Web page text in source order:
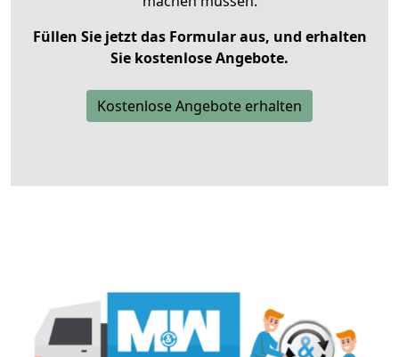
Füllen Sie jetzt das Formular aus, und erhalten
Sie kostenlose Angebote.
Kostenlose Angebote erhalten